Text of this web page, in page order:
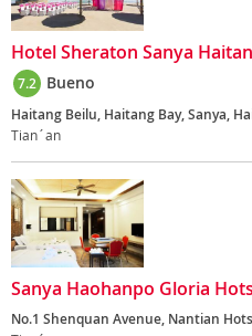
Hotel Sheraton Sanya
7.2 Bueno
Haitang Beilu, Haitang Bay, Sanya,
Tian´an
Sanya Haohanpo Gloria
No.1 Shenquan Avenue, Nantian